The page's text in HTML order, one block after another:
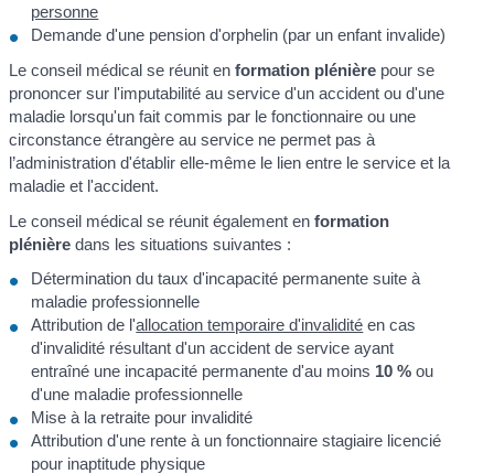
personne
Demande d'une pension d'orphelin (par un enfant invalide)
Le conseil médical se réunit enformation plénière pour se
prononcer sur l'imputabilité au service d'un accident ou d'une
maladie lorsqu'un fait commis par le fonctionnaire ou une
circonstance étrangère au service ne permet pas à
l’administration d'établir elle-même le lien entre le service et la
maladie et l'accident.
Le conseil médical se réunit également enformation
plénière dans les situations suivantes :
Détermination du taux d'incapacité permanente suite à
maladie professionnelle
Attribution de l'allocation temporaire d'invalidité en cas
d'invalidité résultant d'un accident de service ayant
entraîné une incapacité permanente d'au moins 10 % ou
d'une maladie professionnelle
Mise à la retraite pour invalidité
Attribution d'une rente à un fonctionnaire stagiaire licencié
pour inaptitude physique